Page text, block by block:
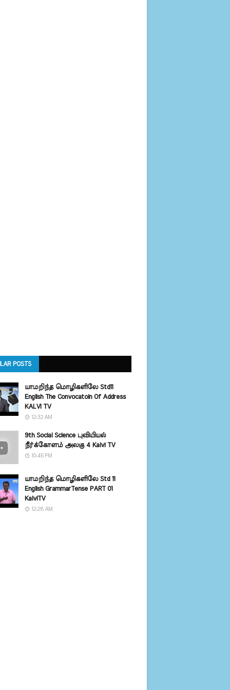
POSTS
யாமறிந்த மொழிகளிலே Std11
English The Convocatoin Of Address
KALVI TV
12:32 AM
9th Social Science புவியியல்
நீர்க்கோளம் அலகு 4 Kalvi TV
10:45 PM
யாமறிந்த மொழிகளிலே Std 11
English GrammarTense PART 01
KalviTV
12:28 AM